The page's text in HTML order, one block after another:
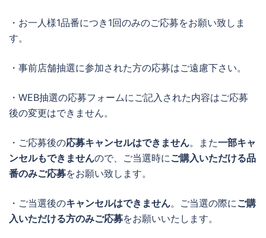
・お一人様1品番につき1回のみのご応募をお願い致しま
す。
・事前店舗抽選に参加された方の応募はご遠慮下さい。
・WEB抽選の応募フォームにご記入された内容はご応募
後の変更はできません。
・ご応募後の応募キャンセルはできません。また一部キャ
ンセルもできませんので、ご当選時にご購入いただける品
番のみご応募をお願い致します。
・ご当選後のキャンセルはできません。ご当選の際にご購
入いただける方のみご応募をお願いいたします。